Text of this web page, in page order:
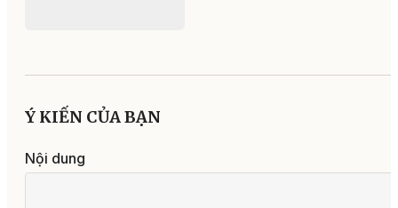
Ý KIẾN CỦA BẠN
Nội dung